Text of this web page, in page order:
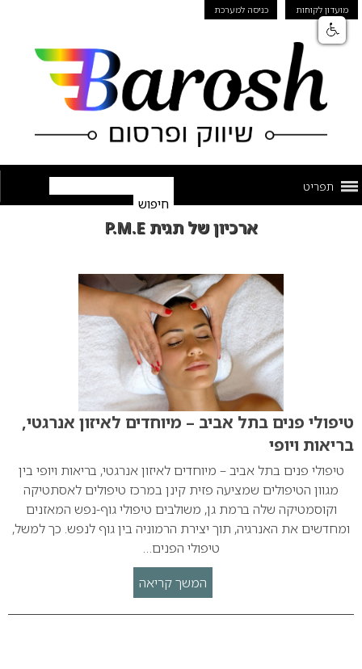
מועדון לקוחות כניסה למערכת
תפריט
ארכיון של תגית P.M.E
טיפולי פנים בתל אביב – מיוחדים לאיזון אנרגטי,
בריאות ויופי
טיפולי פנים בתל אביב – מיוחדים לאיזון אנרגטי, בריאות ויופי בין
מגוון הטיפולים שמציעה פזית קינן במרכז טיפולים לאסתטיקה
וקוסמטיקה שלה ברמת גן, משולבים טיפולי גוף-נפש המאזנים
ומחדשים את האנרגיה, תוך יצירת הרמוניה בין גוף לנפש. כך למשל,
טיפולי הפנים…
המשך קריאה